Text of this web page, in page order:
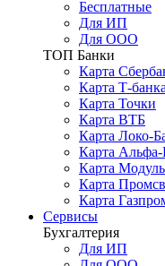
Бесплатные
Для ИП
Для ООО
ТОП Банки
Карта
Карта Т-банка
Карта Точки
Карта ВТБ
Карта Локо-
Карта Альфа-
Карта
Карта
Карта
Сервисы
Бухгалтерия
Для ИП